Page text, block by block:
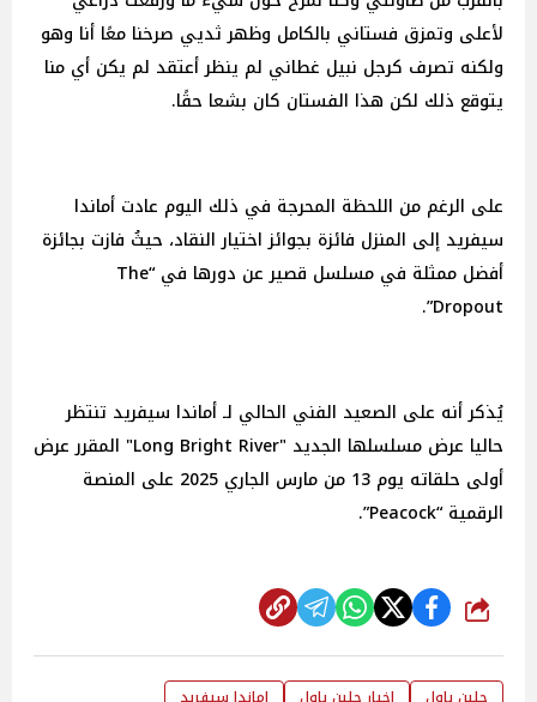
لأعلى وتمزق فستاني بالكامل وظهر ثديي صرخنا معًا أنا وهو
ولكنه تصرف كرجل نبيل غطاني لم ينظر أعتقد لم يكن أي منا
يتوقع ذلك لكن هذا الفستان كان بشعا حقًا.
على الرغم من اللحظة المحرجة في ذلك اليوم عادت أماندا
سيفريد إلى المنزل فائزة بجوائز اختيار النقاد، حيثُ فازت بجائزة
أفضل ممثلة في مسلسل قصير عن دورها في “The
Dropout”.
يُذكر أنه على الصعيد الفني الحالي لـ أماندا سيفريد تنتظر
حاليا عرض مسلسلها الجديد "Long Bright River" المقرر عرض
أولى حلقاته يوم 13 من مارس الجاري 2025 على المنصة
الرقمية “Peacock”.
شارك